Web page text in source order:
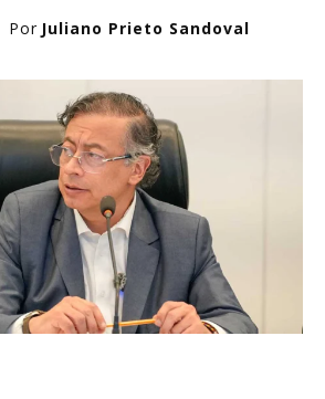
Por Juliano Prieto Sandoval